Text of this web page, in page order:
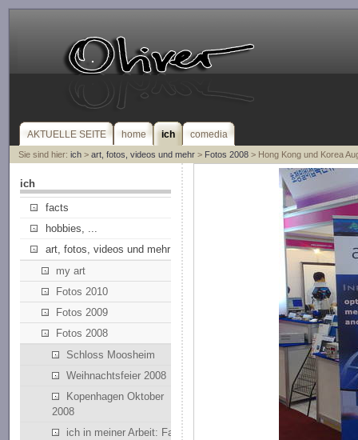
AKTUELLE SEITE home ich comedia
Sie sind hier: ich> art, fotos, videos und mehr> Fotos 2008> Hong Kong und Korea
ich
facts
hobbies, ...
art, fotos, videos und mehr
my art
Fotos 2010
Fotos 2009
Fotos 2008
Schloss Moosheim
Weihnachtsfeier 2008
Kopenhagen Oktober
2008
ich in meiner Arbeit: Fast